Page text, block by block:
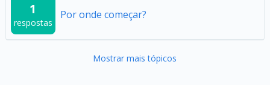
1
respostas
Por onde começar?
Mostrar mais tópicos